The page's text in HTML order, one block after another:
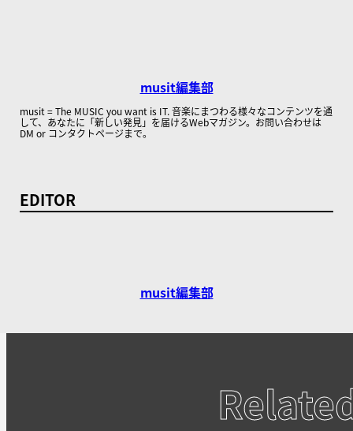
musit編集部
musit = The MUSIC you want is IT. 音楽にまつわる様々なコンテンツを通
して、あなたに「新しい発見」を届けるWebマガジン。お問い合わせは
DM or コンタクトページまで。
EDITOR
musit編集部